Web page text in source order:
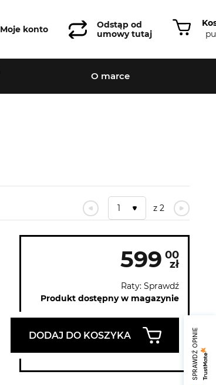
Moje konto
Odstąp od
umowy tutaj
O marce
1 z 2
599 00
zł
Raty: Sprawdź
Produkt dostępny w magazynie
DODAJ DO KOSZYKA SPRAWDŹ OPINIE